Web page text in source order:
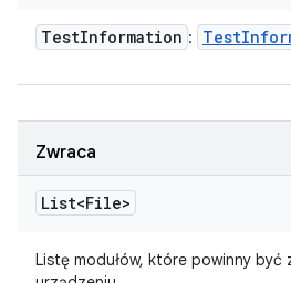
TestInformation : Test
Zwraca
List<File>
Listę modułów, które powinny być